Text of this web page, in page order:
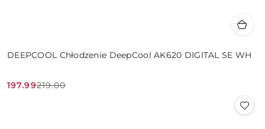
DEEPCOOL Chłodzenie DeepCool AK620 DIGITAL SE WH
Cena
197.99
Cena
219.00